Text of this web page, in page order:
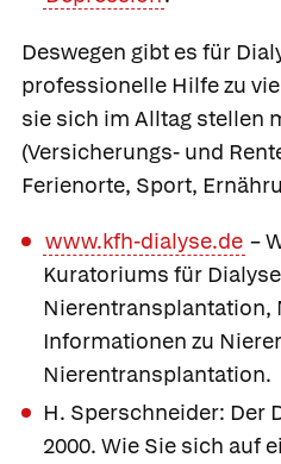
Deswegen gibt es für
professionelle Hilfe zu
sie sich im Alltag stellen
(Versicherungs- und
Ferienorte, Sport,
www.kfh-dialyse.de –
Kuratoriums für
Nierentransplantation,
Informationen zu
Nierentransplantation.
H. Sperschneider: Der
2000. Wie Sie sich auf